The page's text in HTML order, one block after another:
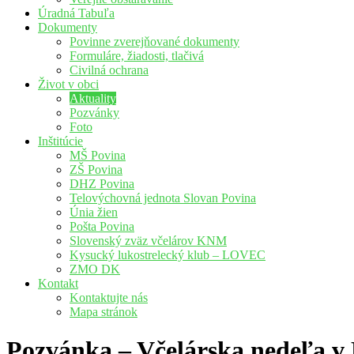
Úradná Tabuľa
Dokumenty
Povinne zverejňované dokumenty
Formuláre, žiadosti, tlačivá
Civilná ochrana
Život v obci
Aktuality
Pozvánky
Foto
Inštitúcie
MŠ Povina
ZŠ Povina
DHZ Povina
Telovýchovná jednota Slovan Povina
Únia žien
Pošta Povina
Slovenský zväz včelárov KNM
Kysucký lukostrelecký klub – LOVEC
ZMO DK
Kontakt
Kontaktujte nás
Mapa stránok